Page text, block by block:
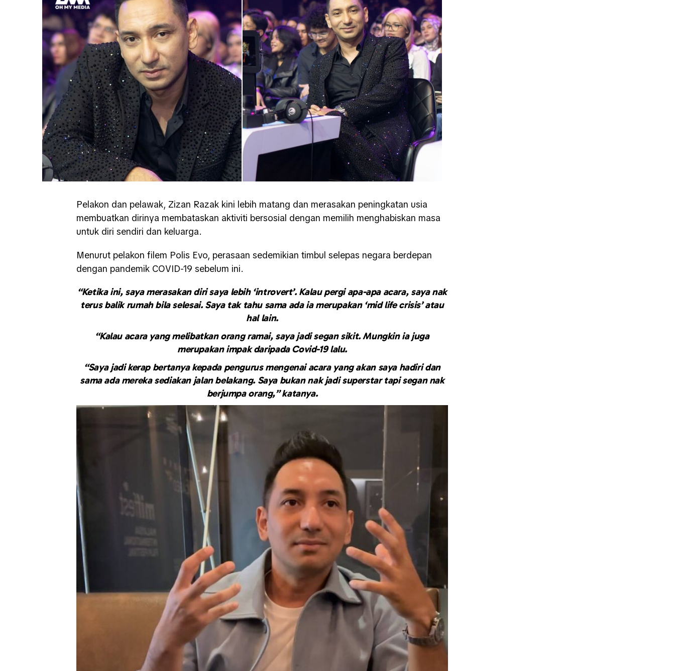
Pelakon dan pelawak, Zizan Razak kini lebih matang dan merasakan peningkatan usia
membuatkan dirinya membataskan aktiviti bersosial dengan memilih menghabiskan masa
untuk diri sendiri dan keluarga.
Menurut pelakon filem Polis Evo, perasaan sedemikian timbul selepas negara berdepan
dengan pandemik COVID-19 sebelum ini.
“Ketika ini, saya merasakan diri saya lebih ‘introvert’. Kalau pergi apa-apa acara, saya nak
terus balik rumah bila selesai. Saya tak tahu sama ada ia merupakan ‘mid life crisis’ atau
hal lain.
“Kalau acara yang melibatkan orang ramai, saya jadi segan sikit. Mungkin ia juga
merupakan impak daripada Covid-19 lalu.
“Saya jadi kerap bertanya kepada pengurus mengenai acara yang akan saya hadiri dan
sama ada mereka sediakan jalan belakang. Saya bukan nak jadi superstar tapi segan nak
berjumpa orang,” katanya.